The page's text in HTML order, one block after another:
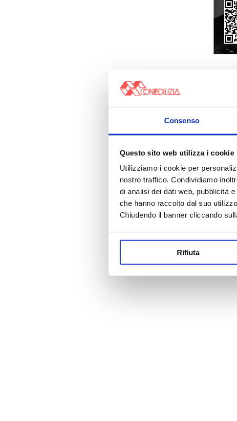
Consenso
Questo sito web utilizza i cookie
Utilizziamo i cookie per
nostro traffico. Condividiamo
di analisi dei dati web, pubblicità
che hanno raccolto dal suo
Chiudendo il banner cliccando
Rifiuta